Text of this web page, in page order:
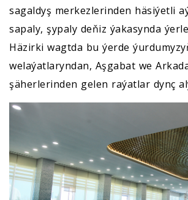
sagaldyş merkezlerinden häsiýetli
sapaly, şypaly deňiz ýakasynda
Häzirki wagtda bu ýerde
welaýatlaryndan, Aşgabat we
şäherlerinden gelen raýatlar dynç